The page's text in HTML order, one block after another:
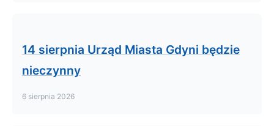
14 sierpnia Urząd Miasta Gdyni będzie
nieczynny
6 sierpnia 2026